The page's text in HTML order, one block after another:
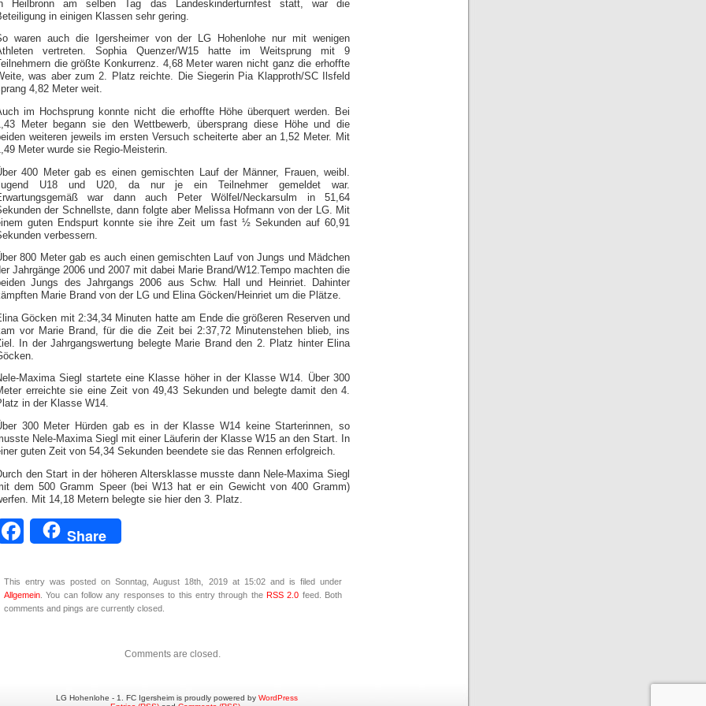
Heilbronn am selben Tag das Landeskinderturnfest statt, war die
in einigen Klassen sehr gering.
waren auch die Igersheimer von der LG Hohenlohe nur mit wenigen
vertreten. Sophia Quenzer/W15 hatte im Weitsprung mit 9
Teilnehmern die größte Konkurrenz. 4,68 Meter waren nicht ganz die erhoffte
was aber zum 2. Platz reichte. Die Siegerin Pia Klapproth/SC Ilsfeld
4,82 Meter weit.
im Hochsprung konnte nicht die erhoffte Höhe überquert werden. Bei
Meter begann sie den Wettbewerb, übersprang diese Höhe und die
weiteren jeweils im ersten Versuch scheiterte aber an 1,52 Meter. Mit
Meter wurde sie Regio-Meisterin.
400 Meter gab es einen gemischten Lauf der Männer, Frauen, weibl.
U18 und U20, da nur je ein Teilnehmer gemeldet war.
war dann auch Peter Wölfel/Neckarsulm in 51,64
der Schnellste, dann folgte aber Melissa Hofmann von der LG. Mit
guten Endspurt konnte sie ihre Zeit um fast ½ Sekunden auf 60,91
verbessern.
800 Meter gab es auch einen gemischten Lauf von Jungs und Mädchen
Jahrgänge 2006 und 2007 mit dabei Marie Brand/W12.Tempo machten die
Jungs des Jahrgangs 2006 aus Schw. Hall und Heinriet. Dahinter
Marie Brand von der LG und Elina Göcken/Heinriet um die Plätze.
Göcken mit 2:34,34 Minuten hatte am Ende die größeren Reserven und
vor Marie Brand, für die die Zeit bei 2:37,72 Minutenstehen blieb, ins
In der Jahrgangswertung belegte Marie Brand den 2. Platz hinter Elina
Maxima Siegl startete eine Klasse höher in der Klasse W14. Über 300
erreichte sie eine Zeit von 49,43 Sekunden und belegte damit den 4.
in der Klasse W14.
300 Meter Hürden gab es in der Klasse W14 keine Starterinnen, so
Nele-Maxima Siegl mit einer Läuferin der Klasse W15 an den Start. In
guten Zeit von 54,34 Sekunden beendete sie das Rennen erfolgreich.
den Start in der höheren Altersklasse musste dann Nele-Maxima Siegl
dem 500 Gramm Speer (bei W13 hat er ein Gewicht von 400 Gramm)
Mit 14,18 Metern belegte sie hier den 3. Platz.
Facebook
Share
This entry was posted on Sonntag, August 18th, 2019 at 15:02 and is filed under
Allgemein . You can follow any responses to this entry through the RSS 2.0 feed. Both
comments and pings are currently closed.
Comments are closed.
LG Hohenlohe - 1. FC Igersheim is proudly powered by WordPress